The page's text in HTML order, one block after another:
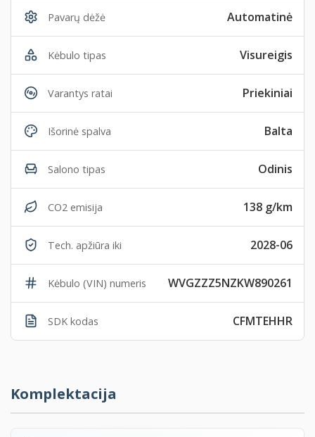
Pavarų dėžė Automatinė
Kėbulo tipas Visureigis
Varantys ratai Priekiniai
Išorinė spalva Balta
Salono tipas Odinis
CO2 emisija 138 g/km
Tech. apžiūra iki 2028-06
Kėbulo (VIN) numeris WVGZZZ5NZKW890261
SDK kodas CFMTEHHR
Komplektacija